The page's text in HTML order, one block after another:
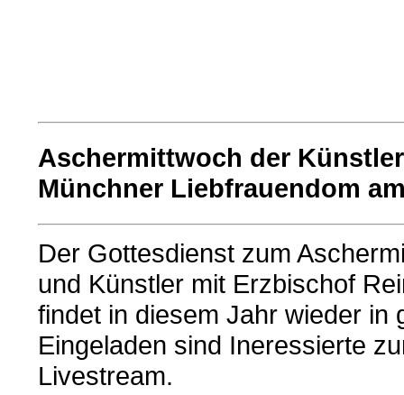
Aschermittwoch der
Münchner Liebfrauendom
Der Gottesdienst zum
und Künstler mit Erzbischof
findet in diesem Jahr wieder in
Eingeladen sind Ineressierte
Livestream.